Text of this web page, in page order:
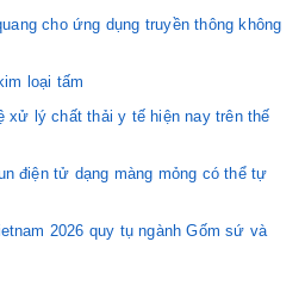
cho ứng dụng truyền thông không
loại tấm
xử lý chất thải y tế hiện nay trên thế
điện tử dạng màng mỏng có thể tự
2026 quy tụ ngành Gốm sứ và